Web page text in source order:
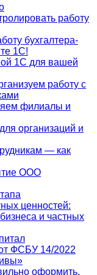
работу
бухгалтера-
1С!
1С для вашей
работу с
филиалы и
организаций и
— как
ООО
ценностей:
и частных
ФСБУ 14/2022
оформить,